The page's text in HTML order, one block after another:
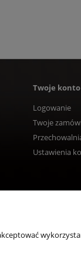
Twoje konto
Logowanie
Twoje
Ustawienia